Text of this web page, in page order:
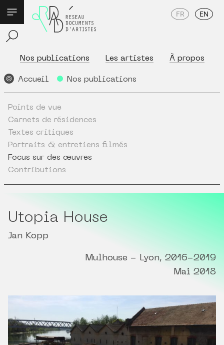
Nos publications Les artistes À propos
FR EN
Accueil Nos publications
Points de vue
Carnets de résidences
Textes critiques
Portraits & entretiens filmés
Focus sur des œuvres
Contributions
Utopia House
Jan Kopp
Mulhouse - Lyon, 2016-2019
Mai 2018